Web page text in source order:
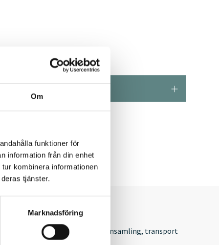
Om
funktioner för
information från din enhet
kombinera informationen
tjänster.
Marknadsföring
för materialåtervinning, insamling, transport